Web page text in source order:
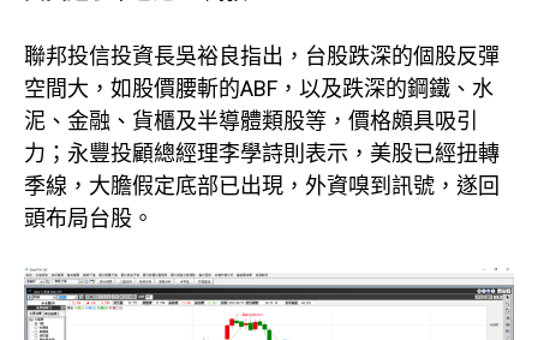
聯邦投信投資長吳裕良指出，台股跌深的個股反彈
空間大，如股價腰斬的ABF，以及跌深的鋼鐵、水
泥、金融、貨櫃及半導體類股等，價格頗具吸引
力；永豐投顧總經理李學詩則表示，美股已經扭轉
季線，大膽假定底部已出現，外資嗅到訊號，遂回
頭布局台股。